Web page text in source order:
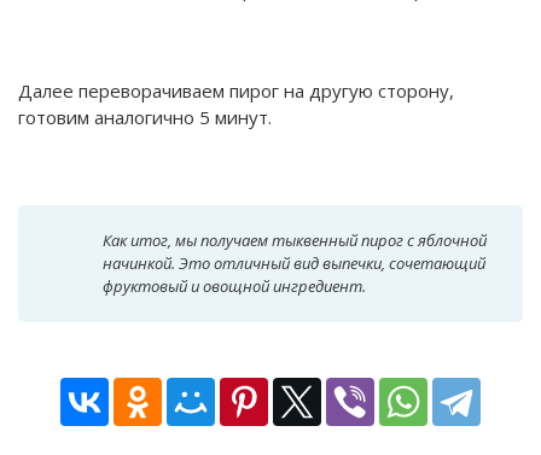
Далее переворачиваем пирог на другую сторону,
готовим аналогично 5 минут.
Как итог, мы получаем тыквенный пирог с яблочной
начинкой. Это отличный вид выпечки, сочетающий
фруктовый и овощной ингредиент.